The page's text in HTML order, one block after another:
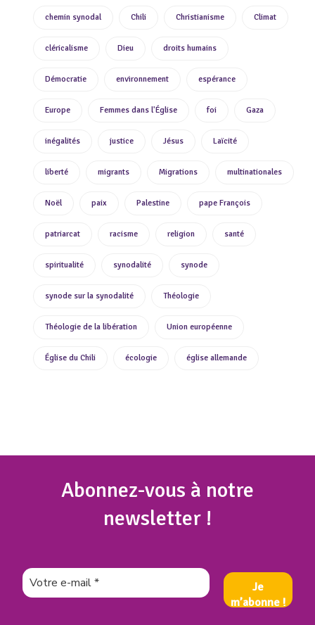
chemin synodal Chili Christianisme Climat
cléricalisme Dieu droits humains
Démocratie environnement espérance
Europe Femmes dans l'Église foi Gaza
inégalités justice Jésus Laïcité
liberté migrants Migrations multinationales
Noël paix Palestine pape François
patriarcat racisme religion santé
spiritualité synodalité synode
synode sur la synodalité Théologie
Théologie de la libération Union européenne
Église du Chili écologie église allemande
Abonnez-vous à notre
newsletter !